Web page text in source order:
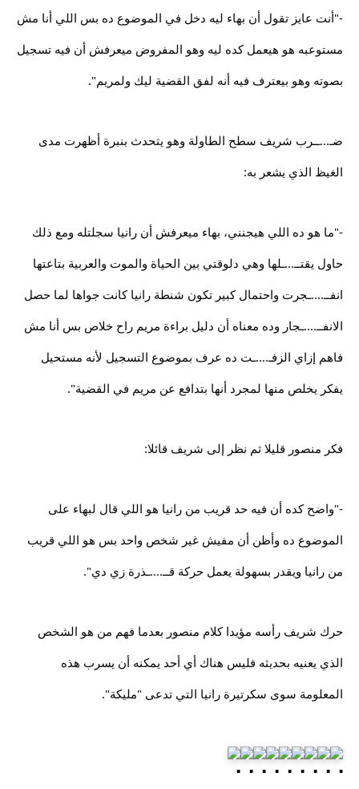
-"أنت عايز تقول أن بهاء ليه دخل في الموضوع ده بس اللي أنا مش
مستوعبه هو هيعمل كده ليه وهو المفروض ميعرفش أن فيه تسجيل
بصوته وهو بيعترف فيه أنه لفق القضية ليك ولمريم".
ضـ...ــرب شريف سطح الطاولة وهو يتحدث بنبرة أظهرت مدى
الغيظ الذي يشعر به:
-"ما هو ده اللي هيجنني، بهاء ميعرفش أن رانيا سجلتله ومع ذلك
حاول يقتــ...ـلها وهي دلوقتي بين الحياة والموت والعربية بتاعتها
انفــ....ـجرت واحتمال كبير تكون شنطة رانيا كانت جواها لما حصل
الانفــ....ـجار وده معناه أن دليل براءة مريم راح خلاص بس أنا مش
فاهم إزاي الزفـ....ـت ده عرف بموضوع التسجيل لأنه مستحيل
يفكر يخلص منها لمجرد أنها بتدافع عن مريم في القضية".
فكر منصور قليلا ثم نظر إلى شريف قائلا:
-"واضح كده أن فيه حد قريب من رانيا هو اللي قال لبهاء على
الموضوع ده وأظن أن مفيش غير شخص واحد بس هو اللي قريب
من رانيا ويقدر بسهولة يعمل حركة قــ....ـذرة زي دي".
حرك شريف رأسه مؤيدا كلام منصور بعدما فهم من هو الشخص
الذي يعنيه بحديثه فليس هناك أي أحد يمكنه أن يسرب هذه
المعلومة سوى سكرتيرة رانيا التي تدعى "مليكة".